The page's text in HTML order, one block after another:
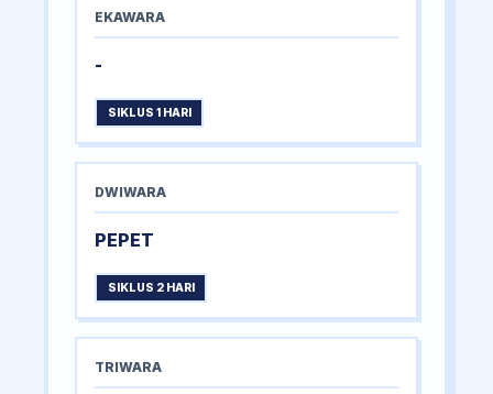
EKAWARA
-
SIKLUS 1 HARI
DWIWARA
PEPET
SIKLUS 2 HARI
TRIWARA